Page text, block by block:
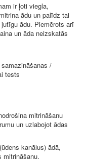
ir ļoti viegla,
ādu un palīdz tai
ādu. Piemērots arī
un āda neizskatās
/
tests
mitrināšanu
un uzlabojot ādas
kanālus) ādā,
mitrināšanu.